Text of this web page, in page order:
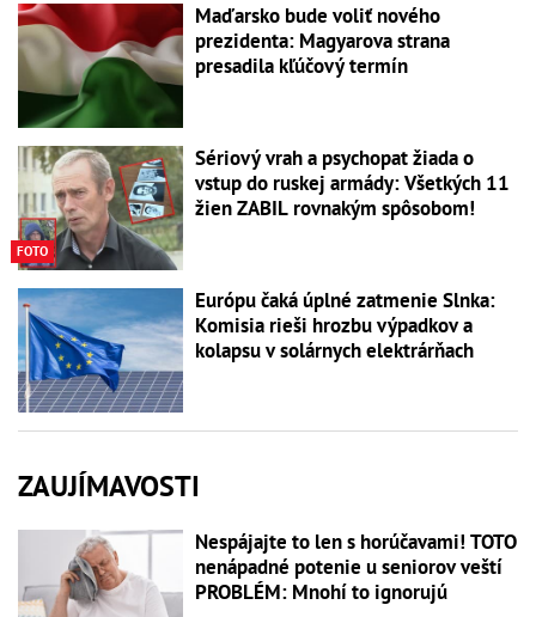
Maďarsko bude voliť nového
prezidenta: Magyarova strana
presadila kľúčový termín
FOTO
Sériový vrah a psychopat žiada o
vstup do ruskej armády: Všetkých 11
žien ZABIL rovnakým spôsobom!
Európu čaká úplné zatmenie Slnka:
Komisia rieši hrozbu výpadkov a
kolapsu v solárnych elektrárňach
ZAUJÍMAVOSTI
Nespájajte to len s horúčavami! TOTO
nenápadné potenie u seniorov veští
PROBLÉM: Mnohí to ignorujú